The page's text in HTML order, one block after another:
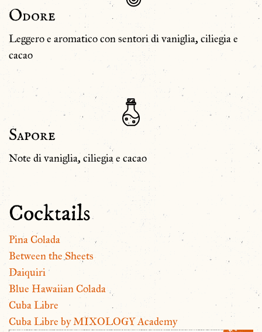
Odore
Leggero e aromatico con sentori di vaniglia, ciliegia e
cacao
Sapore
Note di vaniglia, ciliegia e cacao
Cocktails
Pina Colada
Between the Sheets
Daiquiri
Blue Hawaiian Colada
Cuba Libre
Cuba Libre by MIXOLOGY Academy